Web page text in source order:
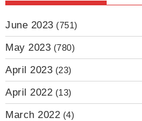
June 2023 (751)
May 2023 (780)
April 2023 (23)
April 2022 (13)
March 2022 (4)